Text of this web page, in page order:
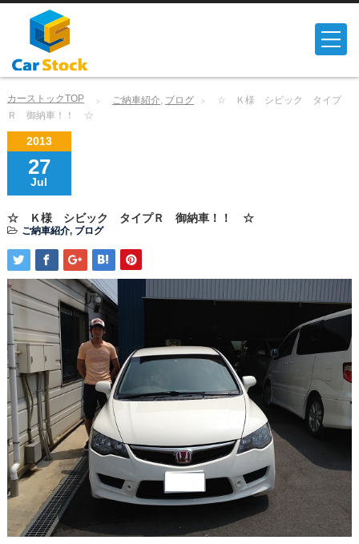
カーストックTOP ご納車紹介 ブログ
☆ Ｋ様 シビック タイプ
Ｒ 御納車！！ ☆
2013
27
Jul
☆ Ｋ様 シビック タイプＲ 御納車！！ ☆
ご納車紹介, ブログ